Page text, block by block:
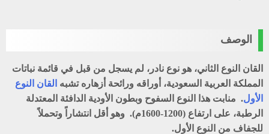
الوصف
القان النوع الثاني، هو نوع نادر، لم يسجل من قبل في قائمة نباتات
المملكة العربية السعودية، أوراقه ورائحة أزهاره تشبه القان النوع
الأول. منابت هذا النوع السفوح وبطون الأودية الدافئة المعتدلة
الرطبة، على ارتفاع (1200-1600م). وهو أقل انتشاراً وتحملاً
للجفاف من النوع الأول.